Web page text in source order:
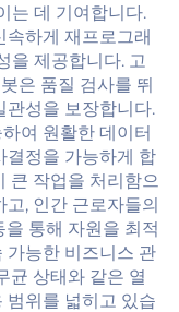
는 데 기여합니다.
속하게 재프로그래
을 제공합니다. 고
은 품질 검사를 뛰
관성을 보장합니다.
여 원활한 데이터
결정을 가능하게 합
큰 작업을 처리함으
, 인간 근로자들의
통해 자원을 최적
가능한 비즈니스 관
균 상태와 같은 열
범위를 넓히고 있습